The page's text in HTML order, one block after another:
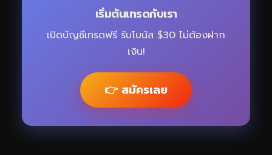
เริ่มต้นเทรดกับเรา
เปิดบัญชีเทรดฟรี รับโบนัส $30 ไม่ต้องฝาก
เงิน!
👉 สมัครเลย